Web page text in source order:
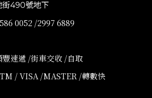
街490號地下
0052 /2997 6889
速遞 /街車交收 /自取
/ VISA /MASTER /轉數快